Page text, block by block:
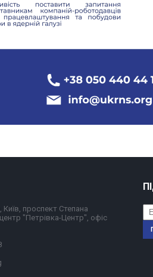
Київ, проспект Степана
"Петрівка-Центр", офіс